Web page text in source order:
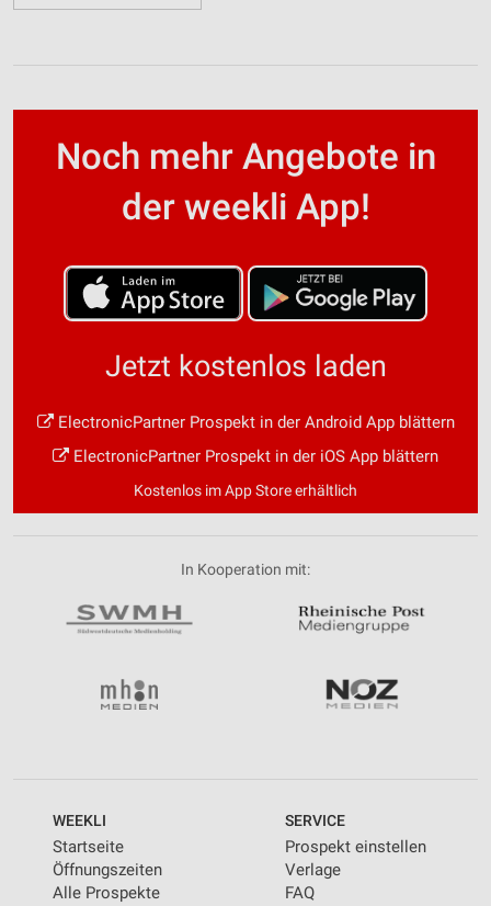
Noch mehr Angebote in
der weekli App!
Jetzt kostenlos laden
ElectronicPartner Prospekt in der Android App blättern
ElectronicPartner Prospekt in der iOS App blättern
Kostenlos im App Store erhältlich
In Kooperation mit:
WEEKLI
Startseite
Öffnungszeiten
Alle Prospekte
SERVICE
Prospekt einstellen
Verlage
FAQ